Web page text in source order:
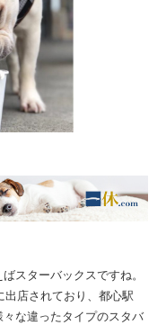
スターバックスですね。
出店されており、都心駅
な違ったタイプのスタバ